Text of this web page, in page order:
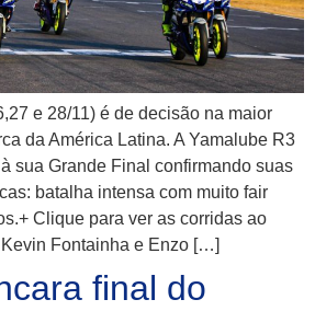
e 28/11) é de decisão na maior
da América Latina. A Yamalube R3
sua Grande Final confirmando suas
batalha intensa com muito fair
Clique para ver as corridas ao
Fontainha e Enzo […]
final do